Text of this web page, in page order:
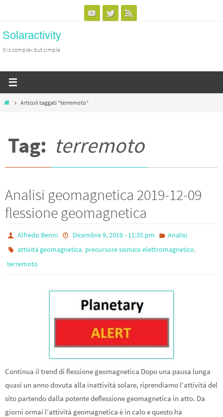
contenuto
Solaractivity
It is complex but simple
HomeArticoli taggati "terremoto"
Tag: terremoto
Analisi geomagnetica 2019-12-09
flessione geomagnetica
Alfredo Benni Dicembre 9, 2019 - 11:35 pm
Analisi
attività geomagnetica, precursore sismico elettromagnetico,
terremoto
Continua il trend di flessione geomagnetica Dopo una pausa lunga
quasi un anno dovuta alla inattività solare, riprendiamo l’attività del
sito partendo dalla potente deflessione geomagnetica in atto. Da
giorni ormai l’attività geomagnetica è in calo e questo ha